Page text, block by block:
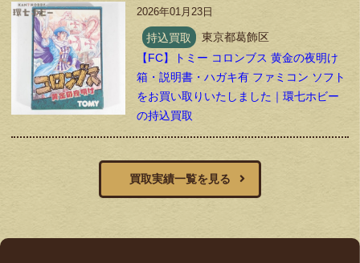
2026年01月23日
持込買取
東京都葛飾区
【FC】トミー コロンブス 黄金の夜明け
箱・説明書・ハガキ有 ファミコン ソフト
をお買い取りいたしました｜環七ホビー
の持込買取
買取実績一覧を見る